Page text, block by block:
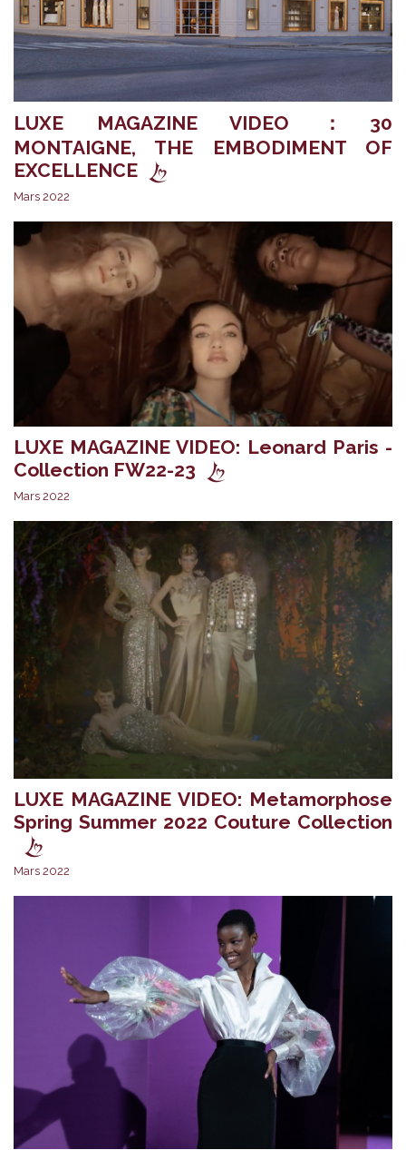
LUXE MAGAZINE VIDEO ：30
MONTAIGNE, THE EMBODIMENT OF
EXCELLENCE
Mars 2022
LUXE MAGAZINE VIDEO: Leonard Paris -
Collection FW22-23
Mars 2022
LUXE MAGAZINE VIDEO: Metamorphose
Spring Summer 2022 Couture Collection
Mars 2022